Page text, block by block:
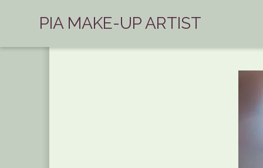
PIA MAKE-UP ARTIST